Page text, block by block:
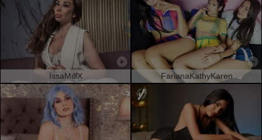
IssaMilfX FarianaKathyKaren